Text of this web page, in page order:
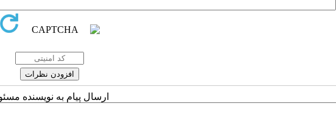
ارسال پیام به نویسنده